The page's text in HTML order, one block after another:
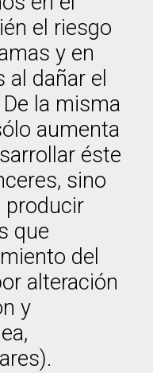
el riesgo
y en
dañar el
la misma
aumenta
éste
sino
producir
que
del
alteración
y